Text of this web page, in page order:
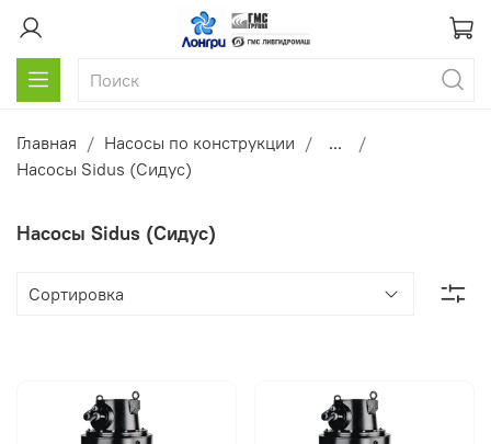
Главная Насосы по конструкции
...
Насосы Sidus (Сидус)
Насосы Sidus (Сидус)